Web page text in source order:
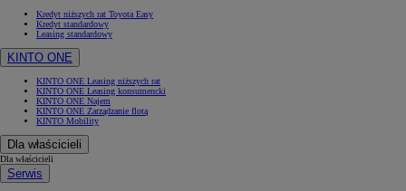
Kredyt niższych rat Toyota Easy
Kredyt standardowy
Leasing standardowy
KINTO ONE
KINTO ONE Leasing niższych rat
KINTO ONE Leasing konsumencki
KINTO ONE Najem
KINTO ONE Zarządzanie flotą
KINTO Mobility
Dla właścicieli
Dla właścicieli
Serwis